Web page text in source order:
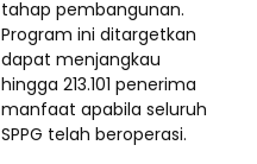
tahap pembangunan.
Program ini ditargetkan
dapat menjangkau
hingga 213.101 penerima
manfaat apabila seluruh
SPPG telah beroperasi.